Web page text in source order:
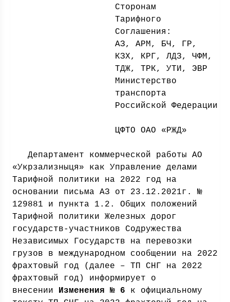
Сторонам
Тарифного
Соглашения:
АЗ, АРМ, БЧ, ГР,
КЗХ, КРГ, ЛДЗ, ЧФМ,
ТДЖ, ТРК, УТИ, ЭВР
Министерство
транспорта
Российской Федерации
ЦФТО ОАО «РЖД»
Департамент коммерческой работы АО
«Укрзализныця» как Управление делами
Тарифной политики на 2022 год на
основании письма АЗ от 23.12.2021г. №
129881 и пункта 1.2. Общих положений
Тарифной политики Железных дорог
государств-участников Содружества
Независимых Государств на перевозки
грузов в международном сообщении на 2022
фрахтовый год (далее – ТП СНГ на 2022
фрахтовый год) информирует о
внесении Изменения № 6 к официальному